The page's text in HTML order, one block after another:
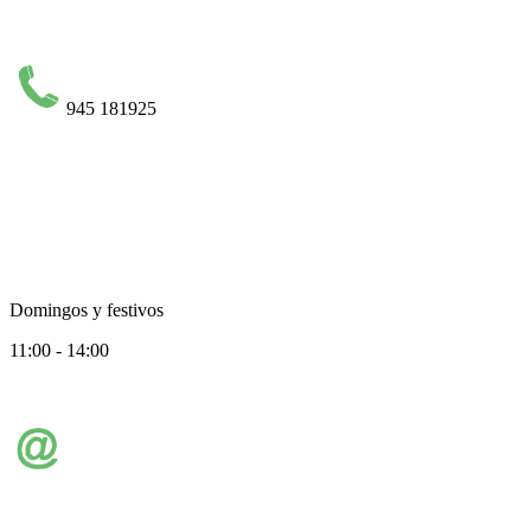
945 181925
Domingos y festivos
11:00 - 14:00